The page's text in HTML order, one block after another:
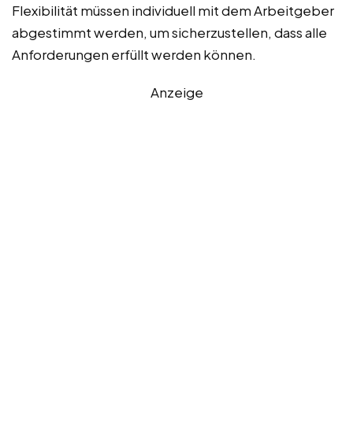
Flexibilität müssen individuell mit dem Arbeitgeber
abgestimmt werden, um sicherzustellen, dass alle
Anforderungen erfüllt werden können.
Anzeige